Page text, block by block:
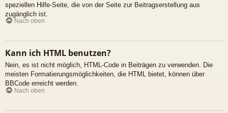
speziellen Hilfe-Seite, die von der Seite zur Beitragserstellung aus
zugänglich ist.
Nach oben
Kann ich HTML benutzen?
Nein, es ist nicht möglich, HTML-Code in Beiträgen zu verwenden. Die
meisten Formatierungsmöglichkeiten, die HTML bietet, können über
BBCode erreicht werden.
Nach oben